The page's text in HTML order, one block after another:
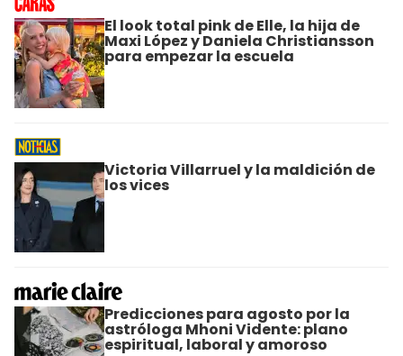
El look total pink de Elle, la hija de
Maxi López y Daniela Christiansson
para empezar la escuela
Victoria Villarruel y la maldición de
los vices
Predicciones para agosto por la
astróloga Mhoni Vidente: plano
espiritual, laboral y amoroso